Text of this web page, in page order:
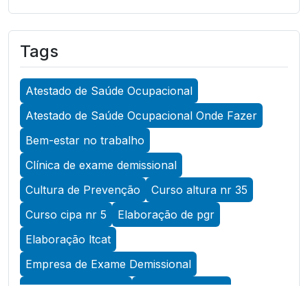
A Importância do Atestado de Saúde
Ocupacional para Garantir a Segurança no
Trabalho
A Importância do Atestado de Saúde
Ocupacional para Promover a Segurança no
Trabalho
A Importância do Exame Admissional para
Garantir a Saúde Ocupacional Eficiente
A Importância do Exame ASO para Garantir a
Saúde Ocupacional Eficiente
A Importância do Exame de Acuidade Visual
para Manter a Saúde Ocular
A Importância do Exame de Retorno ao
Tags
Atestado de Saúde Ocupacional
Atestado de Saúde Ocupacional Onde Fazer
Bem-estar no trabalho
Clínica de exame demissional
Cultura de Prevenção
Curso altura nr 35
Curso cipa nr 5
Elaboração de pgr
Elaboração ltcat
Empresa de Exame Demissional